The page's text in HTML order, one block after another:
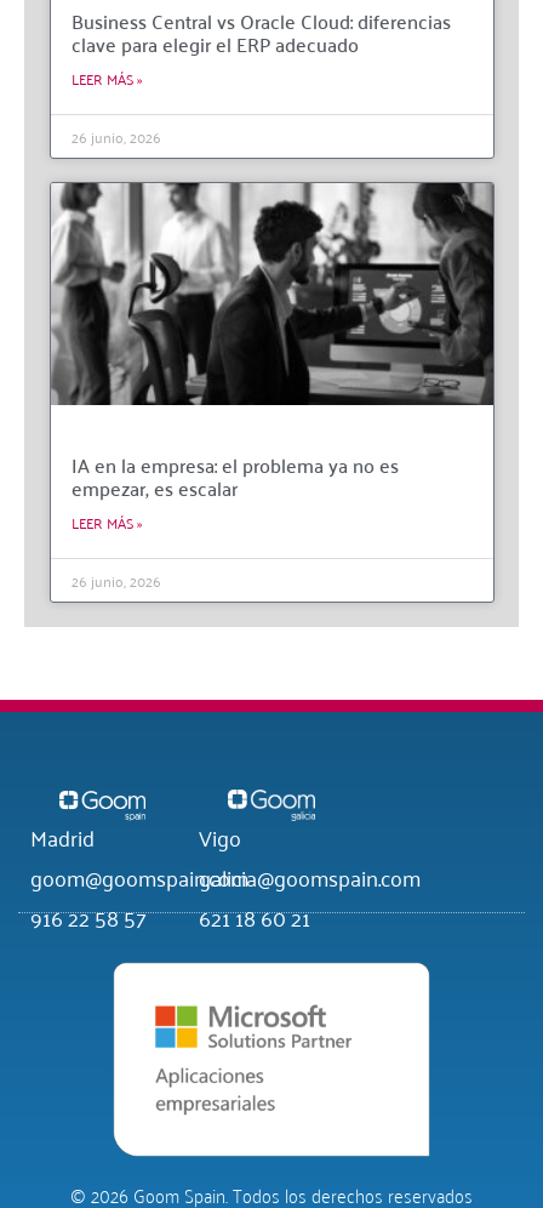
Business Central vs Oracle Cloud: diferencias
clave para elegir el ERP adecuado
LEER MÁS »
26 junio, 2026
IA en la empresa: el problema ya no es
empezar, es escalar
LEER MÁS »
26 junio, 2026
Madrid
goom@goomspain.com
916 22 58 57
Vigo
galicia@goomspain.com
621 18 60 21
© 2026 Goom Spain. Todos los derechos reservados